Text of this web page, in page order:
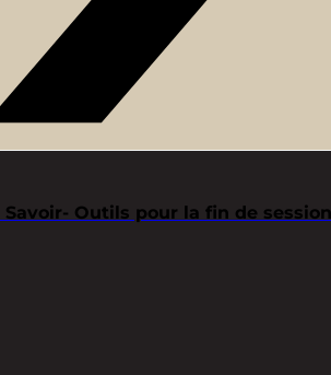
Savoir- Outils pour la fin de